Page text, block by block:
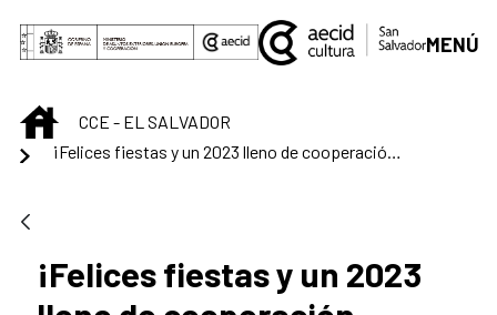
Saltar al contenido principal
MENÚ
INICIOCCE - EL SALVADOR
¡Felices fiestas y un 2023